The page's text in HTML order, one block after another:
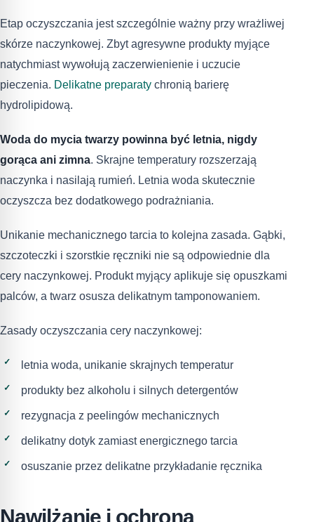
Etap oczyszczania jest szczególnie ważny przy wrażliwej
skórze naczynkowej. Zbyt agresywne produkty myjące
natychmiast wywołują zaczerwienienie i uczucie
pieczenia. Delikatne preparaty chronią barierę
hydrolipidową.
Woda do mycia twarzy powinna być letnia, nigdy
gorąca ani zimna. Skrajne temperatury rozszerzają
naczynka i nasilają rumień. Letnia woda skutecznie
oczyszcza bez dodatkowego podrażniania.
Unikanie mechanicznego tarcia to kolejna zasada. Gąbki,
szczoteczki i szorstkie ręczniki nie są odpowiednie dla
cery naczynkowej. Produkt myjący aplikuje się opuszkami
palców, a twarz osusza delikatnym tamponowaniem.
Zasady oczyszczania cery naczynkowej:
letnia woda, unikanie skrajnych temperatur
produkty bez alkoholu i silnych detergentów
rezygnacja z peelingów mechanicznych
delikatny dotyk zamiast energicznego tarcia
osuszanie przez delikatne przykładanie ręcznika
Nawilżanie i ochrona